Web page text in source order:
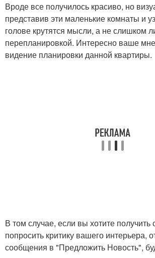
Вроде все получилось красиво, но
представив эти маленькие комнаты и
голове крутятся мысли, а не слишком
перепланировкой. Интересно ваше
видение планировки данной квартиры.
В том случае, если вы хотите получить
попросить критику вашего интерьера,
сообщения в "Предложить Новость",